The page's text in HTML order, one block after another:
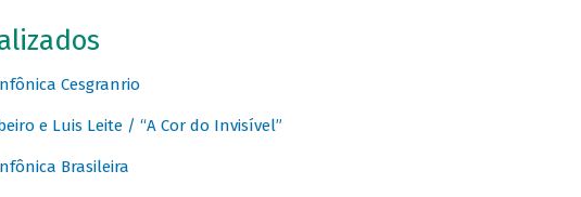
Cesgranrio
e Luis Leite / “A Cor do Invisível”
Brasileira